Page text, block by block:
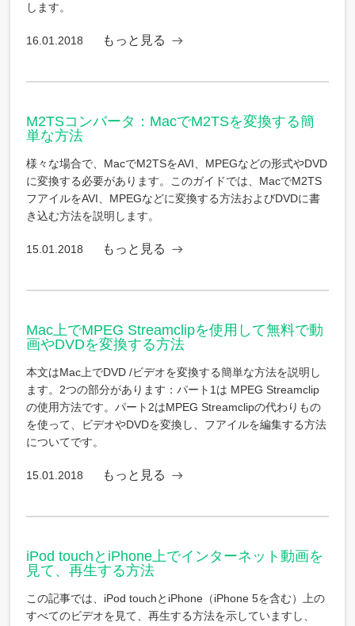
します。
16.01.2018 もっと見る
M2TSコンバータ：MacでM2TSを変換する簡
単な方法
様々な場合で、MacでM2TSをAVI、MPEGなどの形式やDVD
に変換する必要があります。このガイドでは、MacでM2TS
フアイルをAVI、MPEGなどに変換する方法およびDVDに書
き込む方法を説明します。
15.01.2018 もっと見る
Mac上でMPEG Streamclipを使用して無料で動
画やDVDを変換する方法
本文はMac上でDVD /ビデオを変換する簡単な方法を説明し
ます。2つの部分があります：パート1は MPEG Streamclip
の使用方法です。パート2はMPEG Streamclipの代わりもの
を使って、ビデオやDVDを変換し、フアイルを編集する方法
についてです。
15.01.2018 もっと見る
iPod touchとiPhone上でインターネット動画を
見て、再生する方法
この記事では、iPod touchとiPhone（iPhone 5を含む）上の
すべてのビデオを見て、再生する方法を示していますし、